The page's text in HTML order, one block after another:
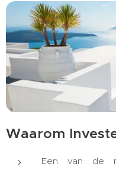
Waarom
Een van de